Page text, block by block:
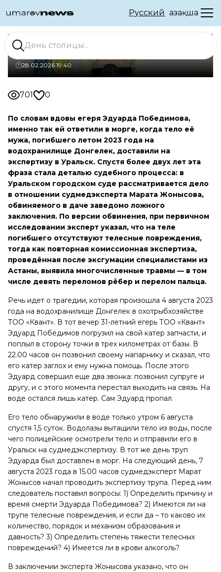
Русский Қазақша
«Криминала тут нет»
28.02.2026 19:40
701 0
По словам вдовы егеря Эдуарда Победимова,
именно так ей ответили в морге, когда тело её
мужа, погибшего летом 2023 года на
водохранилище Донгелек, доставили на
экспертизу в Уральск. Спустя более двух лет эта
фраза стала деталью судебного процесса: в
Уральском городском суде рассматривается дело
в отношении судмедэксперта Марата Жонысова,
обвиняемого в даче заведомо ложного
заключения. По версии обвинения, при первичном
исследовании эксперт указал, что на теле
погибшего отсутствуют телесные повреждения,
тогда как повторная комиссионная экспертиза,
проведённая после эксгумации специалистами из
Астаны, выявила многочисленные травмы — в том
числе девять переломов рёбер и перелом пальца.
Речь идет о трагедии, которая произошла 4 августа 2023
года на водохранилище Донгелек в охотрыбхозяйстве
ТОО «Квант». В тот вечер 31-летний егерь ТОО «Квант»
Эдуард Победимов погрузил на свой катер запчасти, и
поплыл в сторону точки в трех километрах от базы. В
22.00 часов он позвонил своему напарнику и сказал, что
его катер заглох и ему нужна помощь. После этого
Эдуард совершил еще два звонка: позвонил супруге и
другу, и с этого момента перестал выходить на связь. На
воде остался лишь катер. Сам Эдуард пропал.
Его тело обнаружили в воде только утром 6 августа
спустя 1,5 суток. Водолазы вытащили тело из воды, после
чего полицейские осмотрели тело и отправили его в
Уральск на судмедэкспертизу. В тот же день труп
Эдуарда был доставлен в морг. На следующий день, 7
августа 2023 года в 15.00 часов судмедэксперт Марат
Жонысов начал проводить экспертизу трупа. Перед ним
следователь поставил вопросы: 1) Определить причину и
время смерти Эдуарда Победимова? 2) Имеются ли на
трупе телесные повреждения, и если да – то каково их
количество, порядок и механизм образования и
давность? 3) Определить степень тяжести телесных
повреждений? 4) Имеется ли в крови алкоголь?
В заключении эксперта Жонысова указано, что он